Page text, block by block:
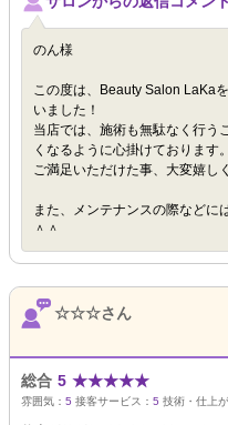
のん様
この度は、Beauty Salon LaKa
いました！
当店では、施術も無駄なく行う
くなるように心掛けております。
ご満足いただけた事、大変嬉し
また、メンテナンスの際などに
＾＾
☆☆☆さん
総合 5 ★★★★★
雰囲気： 5 接客サービス： 5 技術・仕上が